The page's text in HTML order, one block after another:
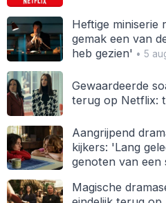
Heftige
gemak een van
heb gezien' • 5
Gewaardeerde
terug op Netflix:
Aangrijpend
kijkers: 'Lang
genoten van een
Magische